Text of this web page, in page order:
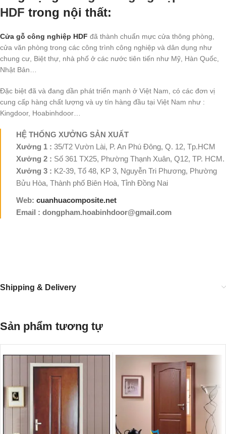
HDF trong nội thất:
Cửa gỗ công nghiệp HDF đã thành chuẩn mực cửa thông phòng,
cửa văn phòng trong các công trình công nghiệp và dân dụng như
chung cư, Biệt thự, nhà phố ở các nước tiên tiến như Mỹ, Hàn Quốc,
Nhật Bản…
Đặc biệt đã và đang dần phát triển mạnh ở Việt Nam, có các đơn vị
cung cấp hàng chất lượng và uy tín hàng đầu tại Việt Nam như :
Kingdoor, Hoabinhdoor…
HỆ THỐNG XƯỞNG SẢN XUẤT
Xưởng 1 : 35/T2 Vườn Lài, P. An Phú Đông, Q. 12, Tp.HCM
Xưởng 2 : Số 361 TX25, Phường Thạnh Xuân, Q12, TP. HCM.
Xưởng 3 : K2-39, Tổ 48, KP 3, Nguyễn Tri Phương, Phường
Bửu Hòa, Thành phố Biên Hoà, Tỉnh Đồng Nai
Web: cuanhuacomposite.net
Email : dongpham.hoabinhdoor@gmail.com
Shipping & Delivery
Sản phẩm tương tự